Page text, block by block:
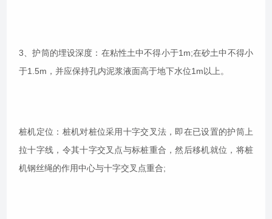
3、护筒的埋设深度：在粘性土中不得小于1m;在砂土中不得小
于1.5m，并应保持孔内泥浆液面高于地下水位1m以上。
桩机定位：桩机对桩位采用十字交叉法，即在已设置的护筒上
拉十字线，令其十字交叉点与标桩重合，然后移机就位，将桩
机钢丝绳的作用中心与十字交叉点重合;